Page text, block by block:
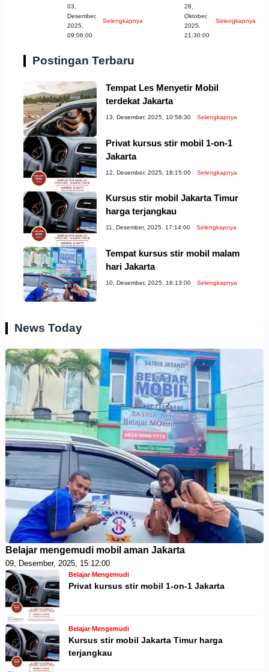
03,
Desember,
2025,
09:06:00
Selengkapnya
Mobil Terbaik di
Cilegon
28,
Oktober,
2025,
21:30:00
Selengkapnya
Postingan Terbaru
Tempat Les Menyetir Mobil
terdekat Jakarta
13, Desember, 2025, 10:58:30 Selengkapnya
Privat kursus stir mobil 1-on-1
Jakarta
12, Desember, 2025, 18:15:00 Selengkapnya
Kursus stir mobil Jakarta Timur
harga terjangkau
11, Desember, 2025, 17:14:00 Selengkapnya
Tempat kursus stir mobil malam
hari Jakarta
10, Desember, 2025, 16:13:00 Selengkapnya
News Today
Belajar mengemudi mobil aman Jakarta
09, Desember, 2025, 15:12:00
Belajar Mengemudi
Privat kursus stir mobil 1-on-1 Jakarta
Belajar Mengemudi
Kursus stir mobil Jakarta Timur harga
terjangkau